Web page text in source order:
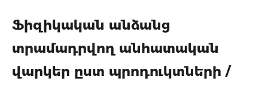
Ֆիզիկական անձանց
տրամադրվող անհատական
վարկեր ըստ պրոդուկտների /